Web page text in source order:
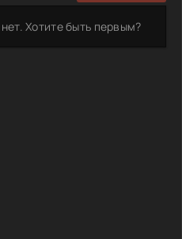
Хотите быть первым?